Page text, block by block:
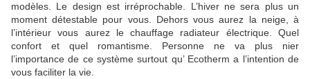
modèles. Le design est irréprochable. L’hiver ne sera plus un
moment détestable pour vous. Dehors vous aurez la neige, à
l’intérieur vous aurez le chauffage radiateur électrique. Quel
confort et quel romantisme. Personne ne va plus nier
l’importance de ce système surtout qu’ Ecotherm a l’intention de
vous faciliter la vie.